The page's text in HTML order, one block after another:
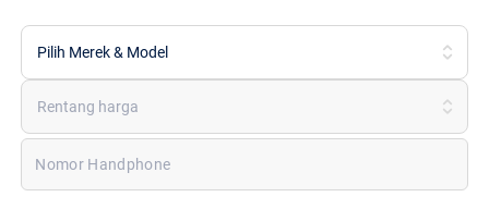
Pilih Merek & Model
Rentang harga
Nomor Handphone